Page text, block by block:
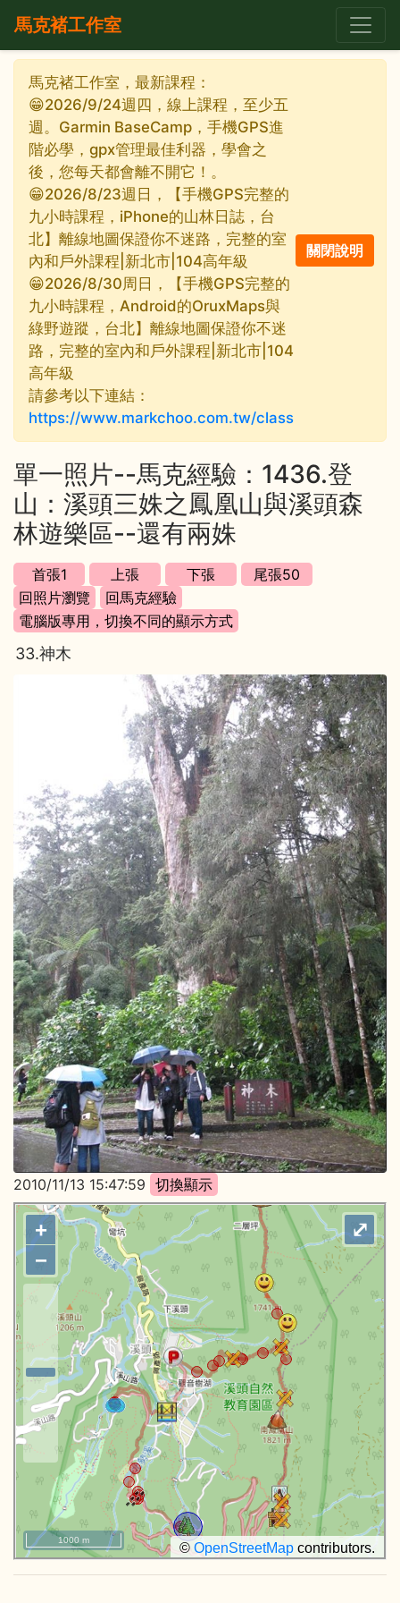
馬克褚工作室
馬克褚工作室，最新課程：
😁2026/9/24週四，線上課程，至少五
週。Garmin BaseCamp，手機GPS進
階必學，gpx管理最佳利器，學會之
後，您每天都會離不開它！。
😁2026/8/23週日，【手機GPS完整的
九小時課程，iPhone的山林日誌，台
北】離線地圖保證你不迷路，完整的室
內和戶外課程|新北市|104高年級
😁2026/8/30周日，【手機GPS完整的
九小時課程，Android的OruxMaps與
綠野遊蹤，台北】離線地圖保證你不迷
路，完整的室內和戶外課程|新北市|104
高年級
請參考以下連結：
https://www.markchoo.com.tw/class
單一照片--馬克經驗：1436.登
山：溪頭三姝之鳳凰山與溪頭森
林遊樂區--還有兩姝
33.神木
2010/11/13 15:47:59
1000 m
+
−
© OpenStreetMap contributors.
⤢